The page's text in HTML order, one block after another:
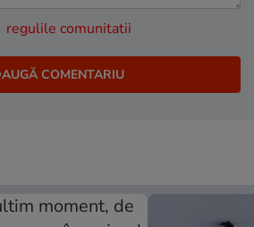
regulile comunitatii